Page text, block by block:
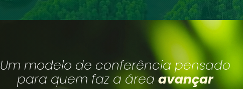
Um modelo de conferência pensado
para quem faz a área avançar